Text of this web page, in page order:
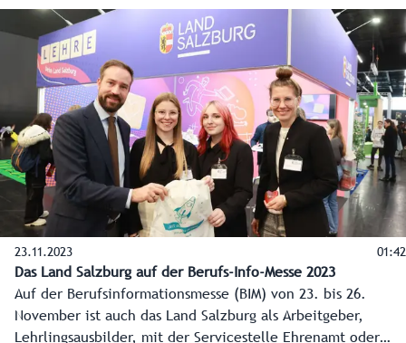
für Lebensmittel. In seiner Freizeit engagiert er sich bei
der Freiwilligen Feuerwehr und der Landjugend.
23.11.2023 01:42
Das Land Salzburg auf der Berufs-Info-Messe 2023
Auf der Berufsinformationsmesse (BIM) von 23. bis 26.
November ist auch das Land Salzburg als Arbeitgeber,
Lehrlingsausbilder, mit der Servicestelle Ehrenamt oder